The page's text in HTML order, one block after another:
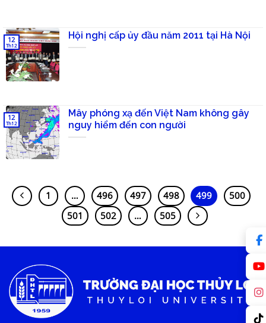
Hội nghị cấp ủy đầu năm 2011 tại Hà Nội
12
Th12
Mây phóng xạ đến Việt Nam không gây
nguy hiểm đến con người
12
Th12
1 … 496 497 498 499
500
501
502 … 505